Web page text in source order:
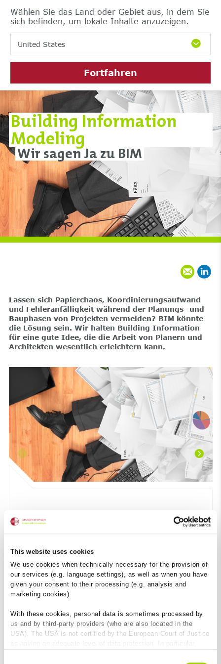
This website uses cookies
We use cookies when technically necessary for the provision of
our services (e.g. language settings), as well as when you have
given your consent to their processing (e.g. analysis and
marketing cookies).
With these cookies, personal data is sometimes processed by
us and by third-party providers (who are also located in the
USA). The USA is not certified by the European Court of Justice
as having an adequate level of data protection. In particular,
Wählen Sie das Land oder Gebiet aus, in dem Sie
sich befinden, um lokale Inhalte anzuzeigen.
United States
Fortfahren
Building Information
Modeling
Wir sagen Ja zu BIM
Lassen sich Papierchaos, Koordinierungsaufwand
und Fehleranfälligkeit während der Planungs- und
Bauphasen von Projekten vermeiden? BIM könnte
die Lösung sein. Wir halten Building Information
für eine gute Idee, die die Arbeit von Planern und
Architekten wesentlich erleichtern kann.
Das muss einfacher werden
Als Partner von Planern und Architekten unterstützen wir
jede Maßnahme, die die Planung und Ausführung von
Bauwerken vereinfacht. BIM (Building Information
BIM ermöglichen, die relevanten technischen Daten aller